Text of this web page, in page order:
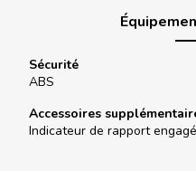
Sécurité
ABS
Accessoires
Indicateur de rapport engagé